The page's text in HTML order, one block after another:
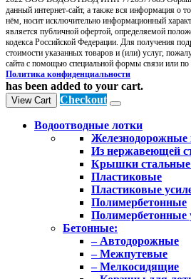
данный интернет-сайт, а также вся информация о
нём, носит исключительно информационный
является публичной офертой, определяемой
кодекса Российской Федерации. Для получения
стоимости указанных товаров и (или) услуг,
сайта с помощью специальной формы связи или по
Политика конфиденциальности
has been added to your cart.
View Cart Checkout
Водоотводные лотки
Железнодорожные
Из нержавеющей
Крышки стальные
Пластиковые
Пластиковые
Полимербетонные
Полимербетонные
Бетонные:
– Автодорожные
– Межпутевые
– Мелкосидящие